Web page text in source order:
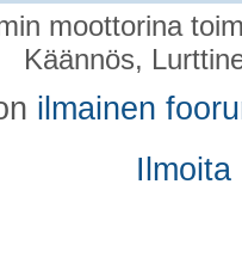
moottorina
Käännös,
ilmainen